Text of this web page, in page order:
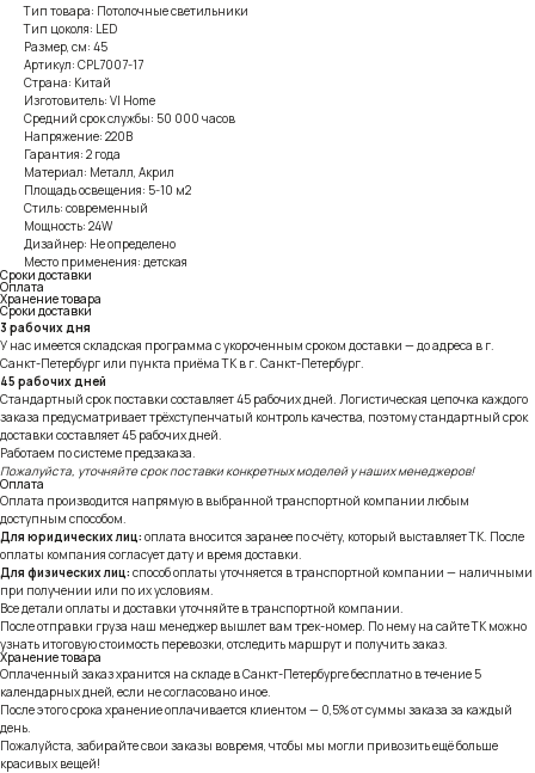
Тип товара: Потолочные светильники
Тип цоколя: LED
Размер, см: 45
Артикул: CPL7007-17
Страна: Китай
Изготовитель: VI Home
Средний срок службы: 50 000 часов
Напряжение: 220В
Гарантия: 2 года
Материал: Металл, Акрил
Площадь освещения: 5-10 м2
Стиль: современный
Мощность: 24W
Дизайнер: Не определено
Место применения: детская
Сроки доставки
Оплата
Хранение товара
Сроки доставки
3 рабочих дня
У нас имеется складская программа с укороченным сроком доставки — до адреса в г.
Санкт-Петербург или пункта приёма ТК в г. Санкт-Петербург.
45 рабочих дней
Стандартный срок поставки составляет 45 рабочих дней. Логистическая цепочка каждого
заказа предусматривает трёхступенчатый контроль качества, поэтому стандартный срок
доставки составляет 45 рабочих дней.
Работаем по системе предзаказа.
Пожалуйста, уточняйте срок поставки конкретных моделей у наших менеджеров!
Оплата
Оплата производится напрямую в выбранной транспортной компании любым
доступным способом.
Для юридических лиц: оплата вносится заранее по счёту, который выставляет ТК. После
оплаты компания согласует дату и время доставки.
Для физических лиц: способ оплаты уточняется в транспортной компании — наличными
при получении или по их условиям.
Все детали оплаты и доставки уточняйте в транспортной компании.
После отправки груза наш менеджер вышлет вам трек-номер. По нему на сайте ТК можно
узнать итоговую стоимость перевозки, отследить маршрут и получить заказ.
Хранение товара
Оплаченный заказ хранится на складе в Санкт-Петербурге бесплатно в течение 5
календарных дней, если не согласовано иное.
После этого срока хранение оплачивается клиентом — 0,5% от суммы заказа за каждый
день.
Пожалуйста, забирайте свои заказы вовремя, чтобы мы могли привозить ещё больше
красивых вещей!